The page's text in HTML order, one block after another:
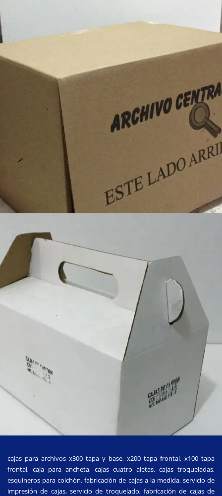
cajas para archivos x300 tapa y base, x200 tapa frontal, x100 tapa
frontal, caja para ancheta, cajas cuatro aletas, cajas troqueladas,
esquineros para colchón. fabricación de cajas a la medida, servicio de
impresión de cajas, servicio de troquelado, fabricación de cajas de